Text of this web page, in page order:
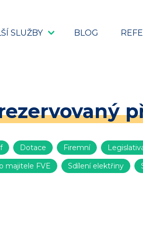
SLUŽBY BLOG
Dotace Firemní
majitele FVE Sdílení elektřiny